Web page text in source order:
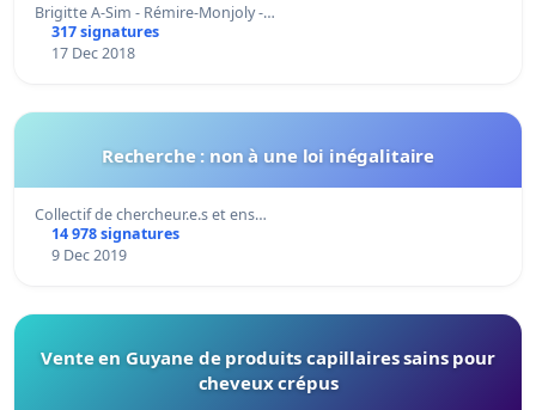
Brigitte A-Sim - Rémire-Monjoly -…
317 signatures
17 Dec 2018
Recherche : non à une loi inégalitaire
Collectif de chercheur.e.s et ens…
14 978 signatures
9 Dec 2019
Vente en Guyane de produits capillaires sains pour
cheveux crépus